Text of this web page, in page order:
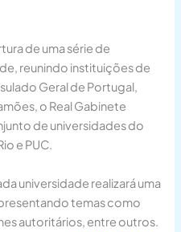
de uma série de
reunindo instituições de
Geral de Portugal,
o Real Gabinete
de universidades do
e PUC.
universidade realizará uma
temas como
autoritários, entre outros.